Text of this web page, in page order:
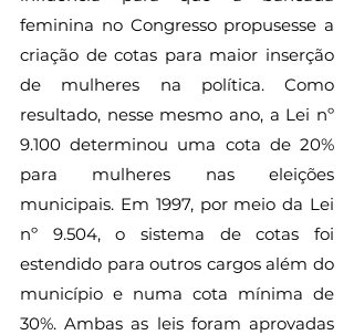
feminina no Congresso propusesse a
criação de cotas para maior inserção
de mulheres na política. Como
resultado, nesse mesmo ano, a Lei nº
9.100 determinou uma cota de 20%
para mulheres nas eleições
municipais. Em 1997, por meio da Lei
nº 9.504, o sistema de cotas foi
estendido para outros cargos além do
município e numa cota mínima de
30%. Ambas as leis foram aprovadas